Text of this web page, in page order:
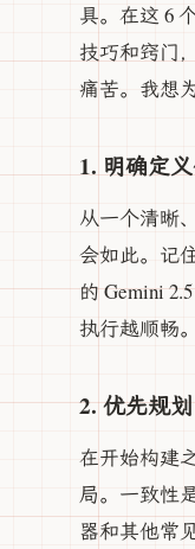
具。在这 6
技巧和窍门
痛苦。我想
1. 明确定
从一个清晰
会如此。记
的 Gemini
执行越顺畅。
2. 优先规
在开始构建
局。一致性
器和其他常